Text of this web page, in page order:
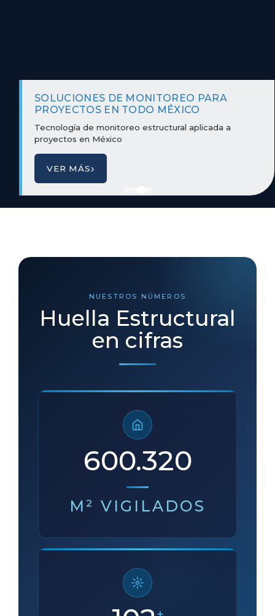
SOLUCIONES DE MONITOREO PARA
PROYECTOS EN TODO MÉXICO
Tecnología de monitoreo estructural aplicada a
proyectos en México
VER MÁS›
NUESTROS NÚMEROS
Huella Estructural
en cifras
700.000
M² VIGILADOS